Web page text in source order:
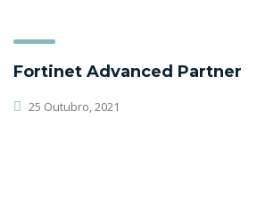
Fortinet Advanced Partner
25 Outubro, 2021